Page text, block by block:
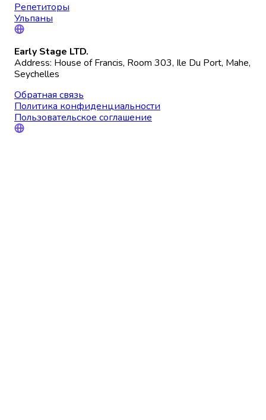
Репетиторы
Ульпаны
Early Stage LTD.
Address: House of Francis, Room 303, Ile Du Port, Mahe,
Seychelles
Обратная связь
Политика конфиденциальности
Пользовательское соглашение